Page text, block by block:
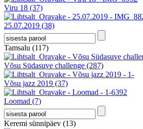
Viru 18 (37)
25.07.2019 (38)
Tamsalu (117)
Võsu Südasuve challenge (287)
Võsu jazz 2019 (37)
Loomad (7)
Keremi sünnipäev (13)